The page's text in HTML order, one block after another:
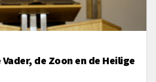
de Zoon en de Heilige